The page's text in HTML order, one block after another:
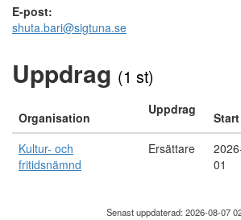
E-post:
shuta.bari@sigtuna.se
Uppdrag (1 st)
Organisation
Uppdrag
Start
Kultur- och
fritidsnämnd
Ersättare
01
Senast uppdaterad: 2026-08-07